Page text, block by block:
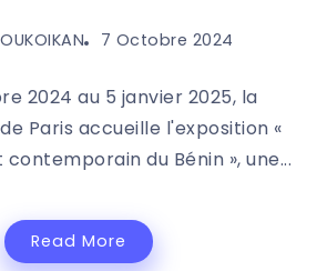
OUKOIKAN 7 Octobre 2024
2024 au 5 janvier 2025, la
Paris accueille l'exposition «
du Bénin », une...
Read More